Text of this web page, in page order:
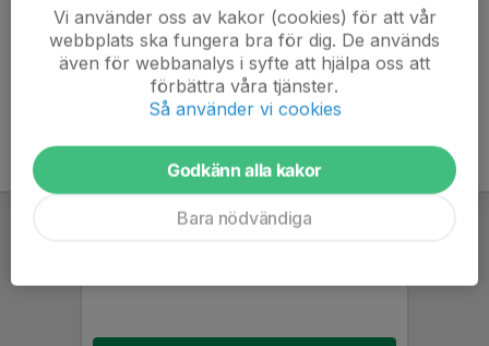
Kommentarer
Vi använder oss av kakor (cookies) för att vår
webbplats ska fungera bra för dig. De används
även för webbanalys i syfte att hjälpa oss att
förbättra våra tjänster.
Så använder vi cookies
Godkänn alla kakor
Bara nödvändiga